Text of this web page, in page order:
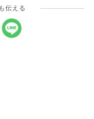
伝える